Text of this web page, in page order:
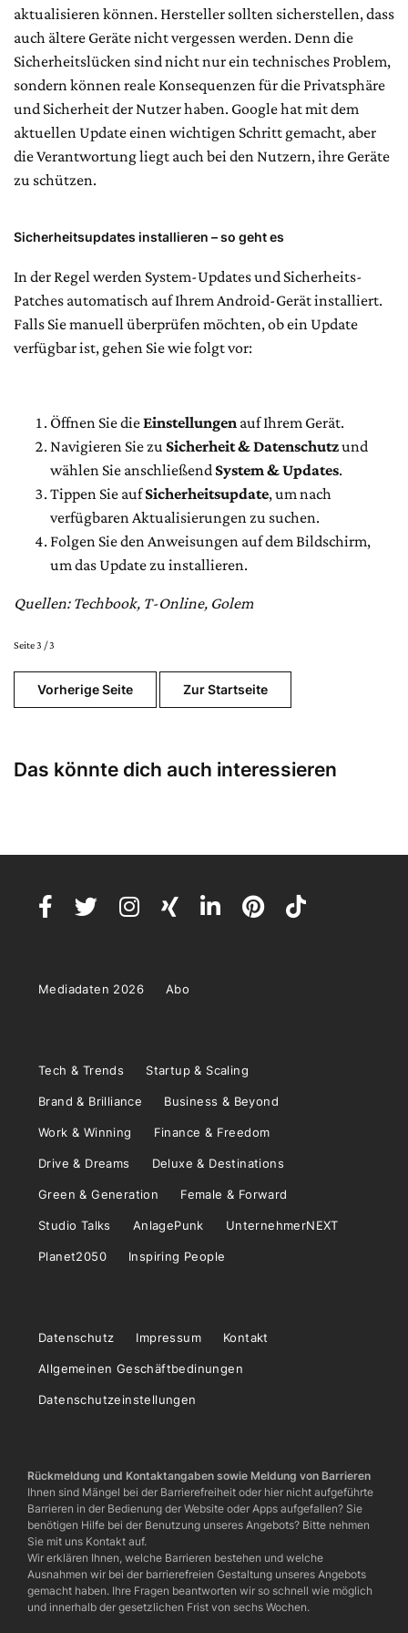
aktualisieren können. Hersteller sollten sicherstellen, dass
auch ältere Geräte nicht vergessen werden. Denn die
Sicherheitslücken sind nicht nur ein technisches Problem,
sondern können reale Konsequenzen für die Privatsphäre
und Sicherheit der Nutzer haben. Google hat mit dem
aktuellen Update einen wichtigen Schritt gemacht, aber
die Verantwortung liegt auch bei den Nutzern, ihre Geräte
zu schützen.
Sicherheitsupdates installieren – so geht es
In der Regel werden System-Updates und Sicherheits-
Patches automatisch auf Ihrem Android-Gerät installiert.
Falls Sie manuell überprüfen möchten, ob ein Update
verfügbar ist, gehen Sie wie folgt vor:
Öffnen Sie dieEinstellungen auf Ihrem Gerät.
Navigieren Sie zu Sicherheit & Datenschutzund
wählen Sie anschließend System & Updates.
Tippen Sie aufSicherheitsupdate, um nach
verfügbaren Aktualisierungen zu suchen.
Folgen Sie den Anweisungen auf dem Bildschirm,
um das Update zu installieren.
Quellen: Techbook, T-Online, Golem
Seite 3 / 3
Vorherige Seite Zur Startseite
Das könnte dich auch interessieren
Mediadaten 2026 Abo
Tech & Trends Startup & Scaling
Brand & Brilliance Business & Beyond
Work & Winning Finance & Freedom
Drive & Dreams Deluxe & Destinations
Green & Generation Female & Forward
Studio Talks AnlagePunk UnternehmerNEXT
Planet2050 Inspiring People
Datenschutz Impressum Kontakt
Allgemeinen Geschäftbedinungen
Datenschutzeinstellungen
Rückmeldung und Kontaktangaben sowie Meldung von Barrieren
Ihnen sind Mängel bei der Barrierefreiheit oder hier nicht aufgeführte
Barrieren in der Bedienung der Website oder Apps aufgefallen? Sie
benötigen Hilfe bei der Benutzung unseres Angebots? Bitte nehmen
Sie mit uns Kontakt auf.
Wir erklären Ihnen, welche Barrieren bestehen und welche
Ausnahmen wir bei der barrierefreien Gestaltung unseres Angebots
gemacht haben. Ihre Fragen beantworten wir so schnell wie möglich
und innerhalb der gesetzlichen Frist von sechs Wochen.